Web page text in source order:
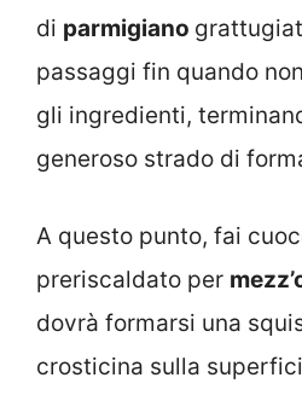
di parmigiano
passaggi fin quando
gli ingredienti,
generoso strado di
A questo punto, fai
preriscaldato per
dovrà formarsi una
crosticina sulla